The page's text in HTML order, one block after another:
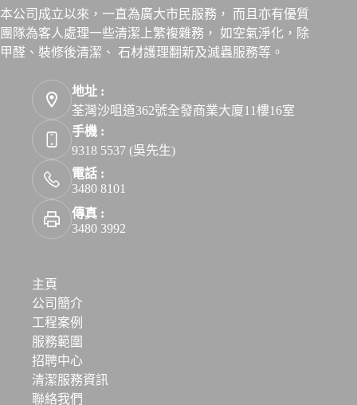
本公司成立以來，一直為廣大市民服務， 而且亦有優質
團隊為客人處理一些清潔上繁複雜務， 如空氣淨化，除
甲醛、裝修後清潔、 石材護理翻新及滅蟲服務等。
地址 :
荃灣沙咀道362號全發商業大廈11樓16室
手機 :
9318 5537 (吳先生)
電話 :
3480 8101
傳真 :
3480 3992
主頁
公司簡介
工程案例
服務範圍
招聘中心
清潔服務資訊
聯絡我們